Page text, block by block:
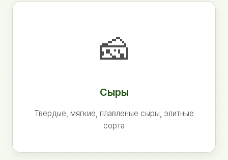
🧀
Сыры
Твердые, мягкие, плавленые сыры, элитные
сорта